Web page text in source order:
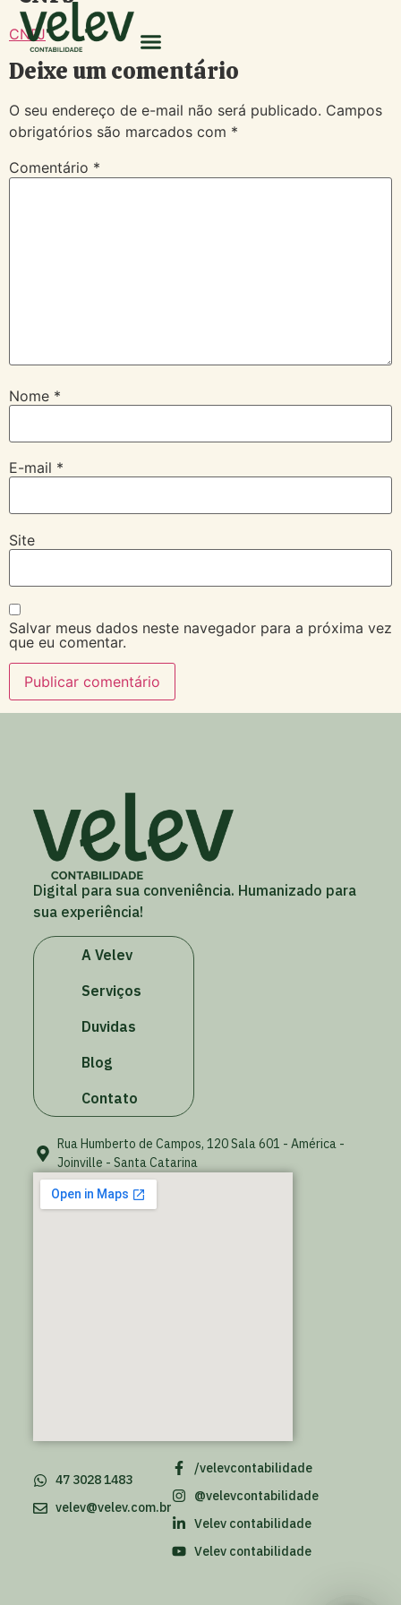
CNPJ
Deixe um comentário
O seu endereço de e-mail não será publicado. Campos
obrigatórios são marcados com *
Comentário *
Nome *
E-mail *
Site
Salvar meus dados neste navegador para a próxima vez
que eu comentar.
Digital para sua conveniência. Humanizado para
sua experiência!
A Velev
Serviços
Duvidas
Blog
Contato
Rua Humberto de Campos, 120 Sala 601 - América -
Joinville - Santa Catarina
/velevcontabilidade
@velevcontabilidade
Velev contabilidade
Velev contabilidade
47 3028 1483
velev@velev.com.br